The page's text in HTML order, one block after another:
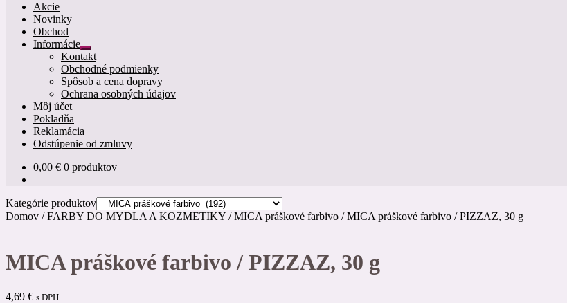
Akcie
Novinky
Obchod
Informácie
Rozbaliť
podradené
menu
Kontakt
Obchodné podmienky
Spôsob a cena dopravy
Ochrana osobných údajov
Môj účet
Pokladňa
Reklamácia
Odstúpenie od zmluvy
0,00 € 0 produktov
Kategórie produktov
Domov /FARBY DO MYDLA A KOZMETIKY /MICA práškové farbivo /MICA práškové farbivo / PIZZAZ, 30 g
MICA práškové farbivo / PIZZAZ, 30 g
4,69 € s DPH